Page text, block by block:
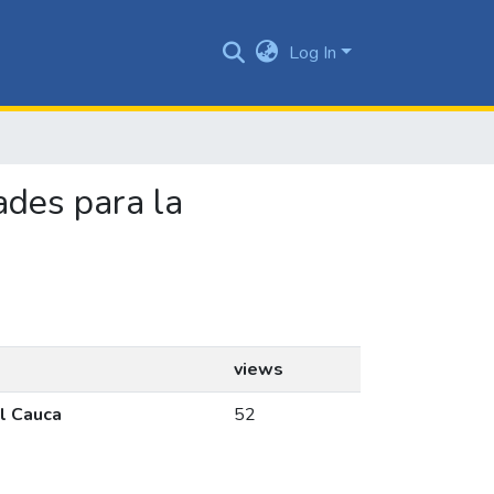
Log In
para la
views
52